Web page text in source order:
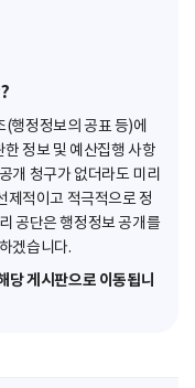
(행정정보의 공표 등)에
정보 및 예산집행 사항
개 청구가 없더라도 미리
제적이고 적극적으로 정
공단은 행정정보 공개를
겠습니다.
당 게시판으로 이동됩니